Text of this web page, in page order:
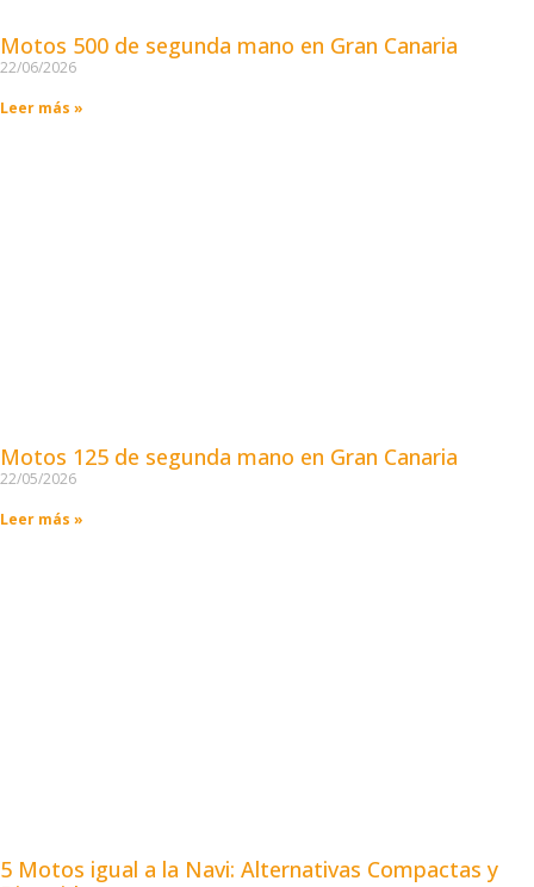
Motos 500 de segunda mano en Gran Canaria
22/06/2026
Leer más »
Motos 125 de segunda mano en Gran Canaria
22/05/2026
Leer más »
5 Motos igual a la Navi: Alternativas Compactas y